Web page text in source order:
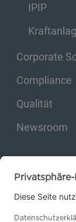
IPIP
Corporate
Compliance
Qualität
Newsroom
© 2026